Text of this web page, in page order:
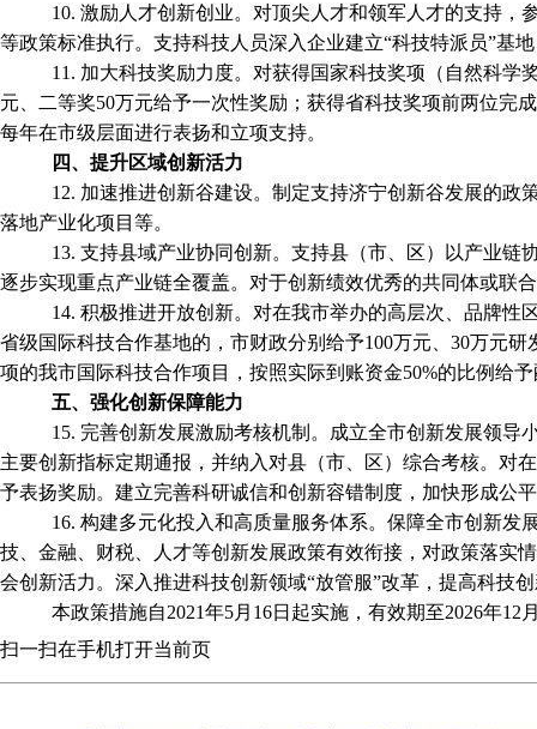
10. 激励人才创新创业。对顶尖人才和领军人才的支持，
等政策标准执行。支持科技人员深入企业建立“科技特派员”基
11. 加大科技奖励力度。对获得国家科技奖项（自然科学
元、二等奖50万元给予一次性奖励；获得省科技奖项前两位完
每年在市级层面进行表扬和立项支持。
四、提升区域创新活力
12. 加速推进创新谷建设。制定支持济宁创新谷发展的
落地产业化项目等。
13. 支持县域产业协同创新。支持县（市、区）以产业
逐步实现重点产业链全覆盖。对于创新绩效优秀的共同体或联
14. 积极推进开放创新。对在我市举办的高层次、品牌
省级国际科技合作基地的，市财政分别给予100万元、30万元
项的我市国际科技合作项目，按照实际到账资金50%的比例给
五、强化创新保障能力
15. 完善创新发展激励考核机制。成立全市创新发展领
主要创新指标定期通报，并纳入对县（市、区）综合考核。对
予表扬奖励。建立完善科研诚信和创新容错制度，加快形成公
16. 构建多元化投入和高质量服务体系。保障全市创新
技、金融、财税、人才等创新发展政策有效衔接，对政策落实
会创新活力。深入推进科技创新领域“放管服”改革，提高科技
本政策措施自2021年5月16日起实施，有效期至2026年12
扫一扫在手机打开当前页